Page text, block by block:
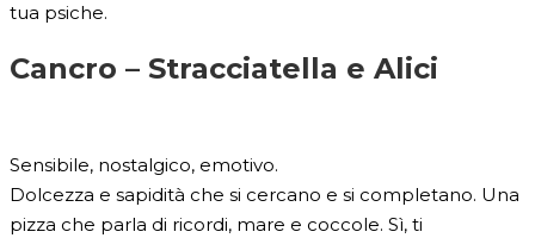
tua psiche.
Cancro – Stracciatella e Alici
Sensibile, nostalgico, emotivo.
Dolcezza e sapidità che si cercano e si completano. Una
pizza che parla di ricordi, mare e coccole. Sì, ti